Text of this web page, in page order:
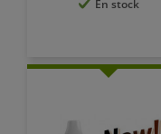
En stock